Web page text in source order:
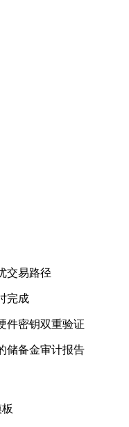
交易路径
完成
件密钥双重验证
储备金审计报告